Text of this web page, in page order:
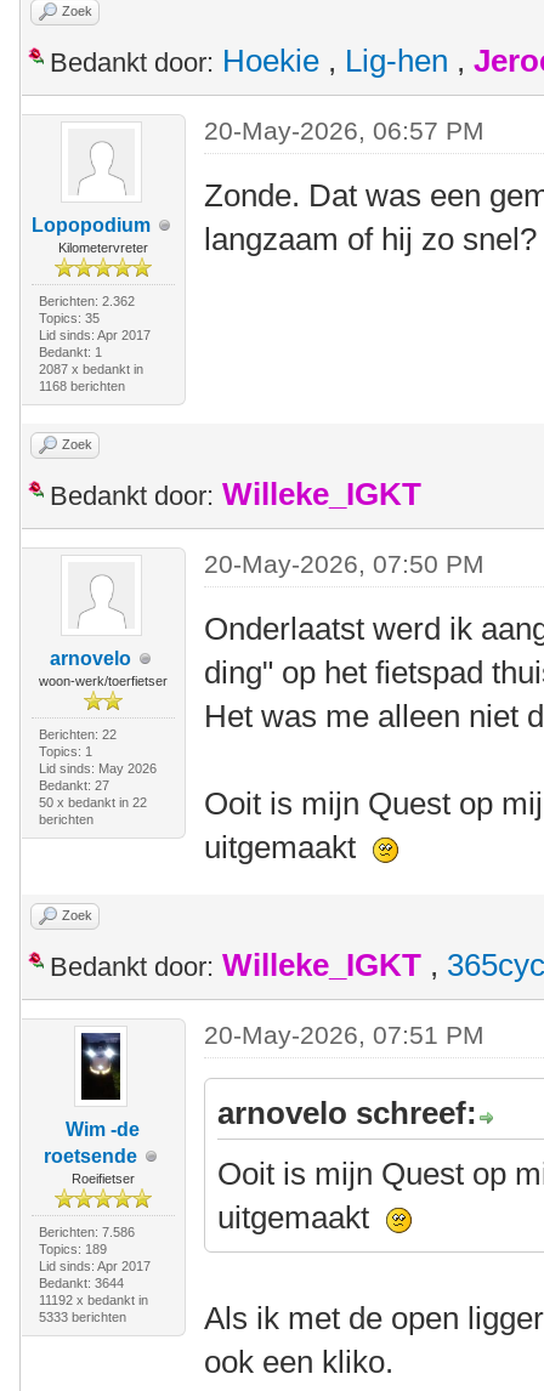
Zoek
Bedankt door: Hoekie , Lig-hen ,
Lopopodium
Kilometervreter
Berichten: 2.362
Topics: 35
Lid sinds: Apr 2017
Bedankt: 1
2087 x bedankt in
1168 berichten
20-May-2026, 06:57 PM
Zonde. Dat was een
langzaam of hij zo snel?
Zoek
Bedankt door: Willeke_IGKT
arnovelo
woon-werk/toerfietser
Berichten: 22
Topics: 1
Lid sinds: May 2026
Bedankt: 27
50 x bedankt in 22
berichten
20-May-2026, 07:50 PM
Onderlaatst werd ik
ding" op het fietspad
Het was me alleen niet
Ooit is mijn Quest op
uitgemaakt
Zoek
Bedankt door: Willeke_IGKT ,
Wim -de
roetsende
Roeifietser
Berichten: 7.586
Topics: 189
Lid sinds: Apr 2017
Bedankt: 3644
11192 x bedankt in
5333 berichten
20-May-2026, 07:51 PM
arnovelo schreef:
Ooit is mijn Quest op
uitgemaakt
Als ik met de open
ook een kliko.